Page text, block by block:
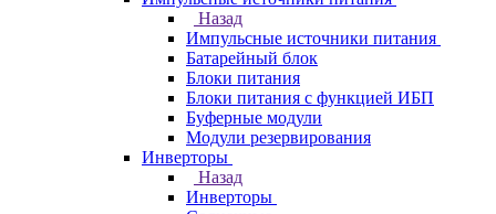
Назад
Импульсные источники питания
Батарейный блок
Блоки питания
Блоки питания с функцией ИБП
Буферные модули
Модули резервирования
Инверторы
Назад
Инверторы